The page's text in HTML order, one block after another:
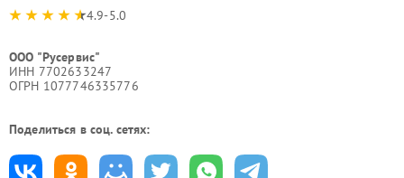
4.9-5.0
ООО "Русервис"
ИНН 7702633247
ОГРН 1077746335776
Поделиться в соц. сетях: